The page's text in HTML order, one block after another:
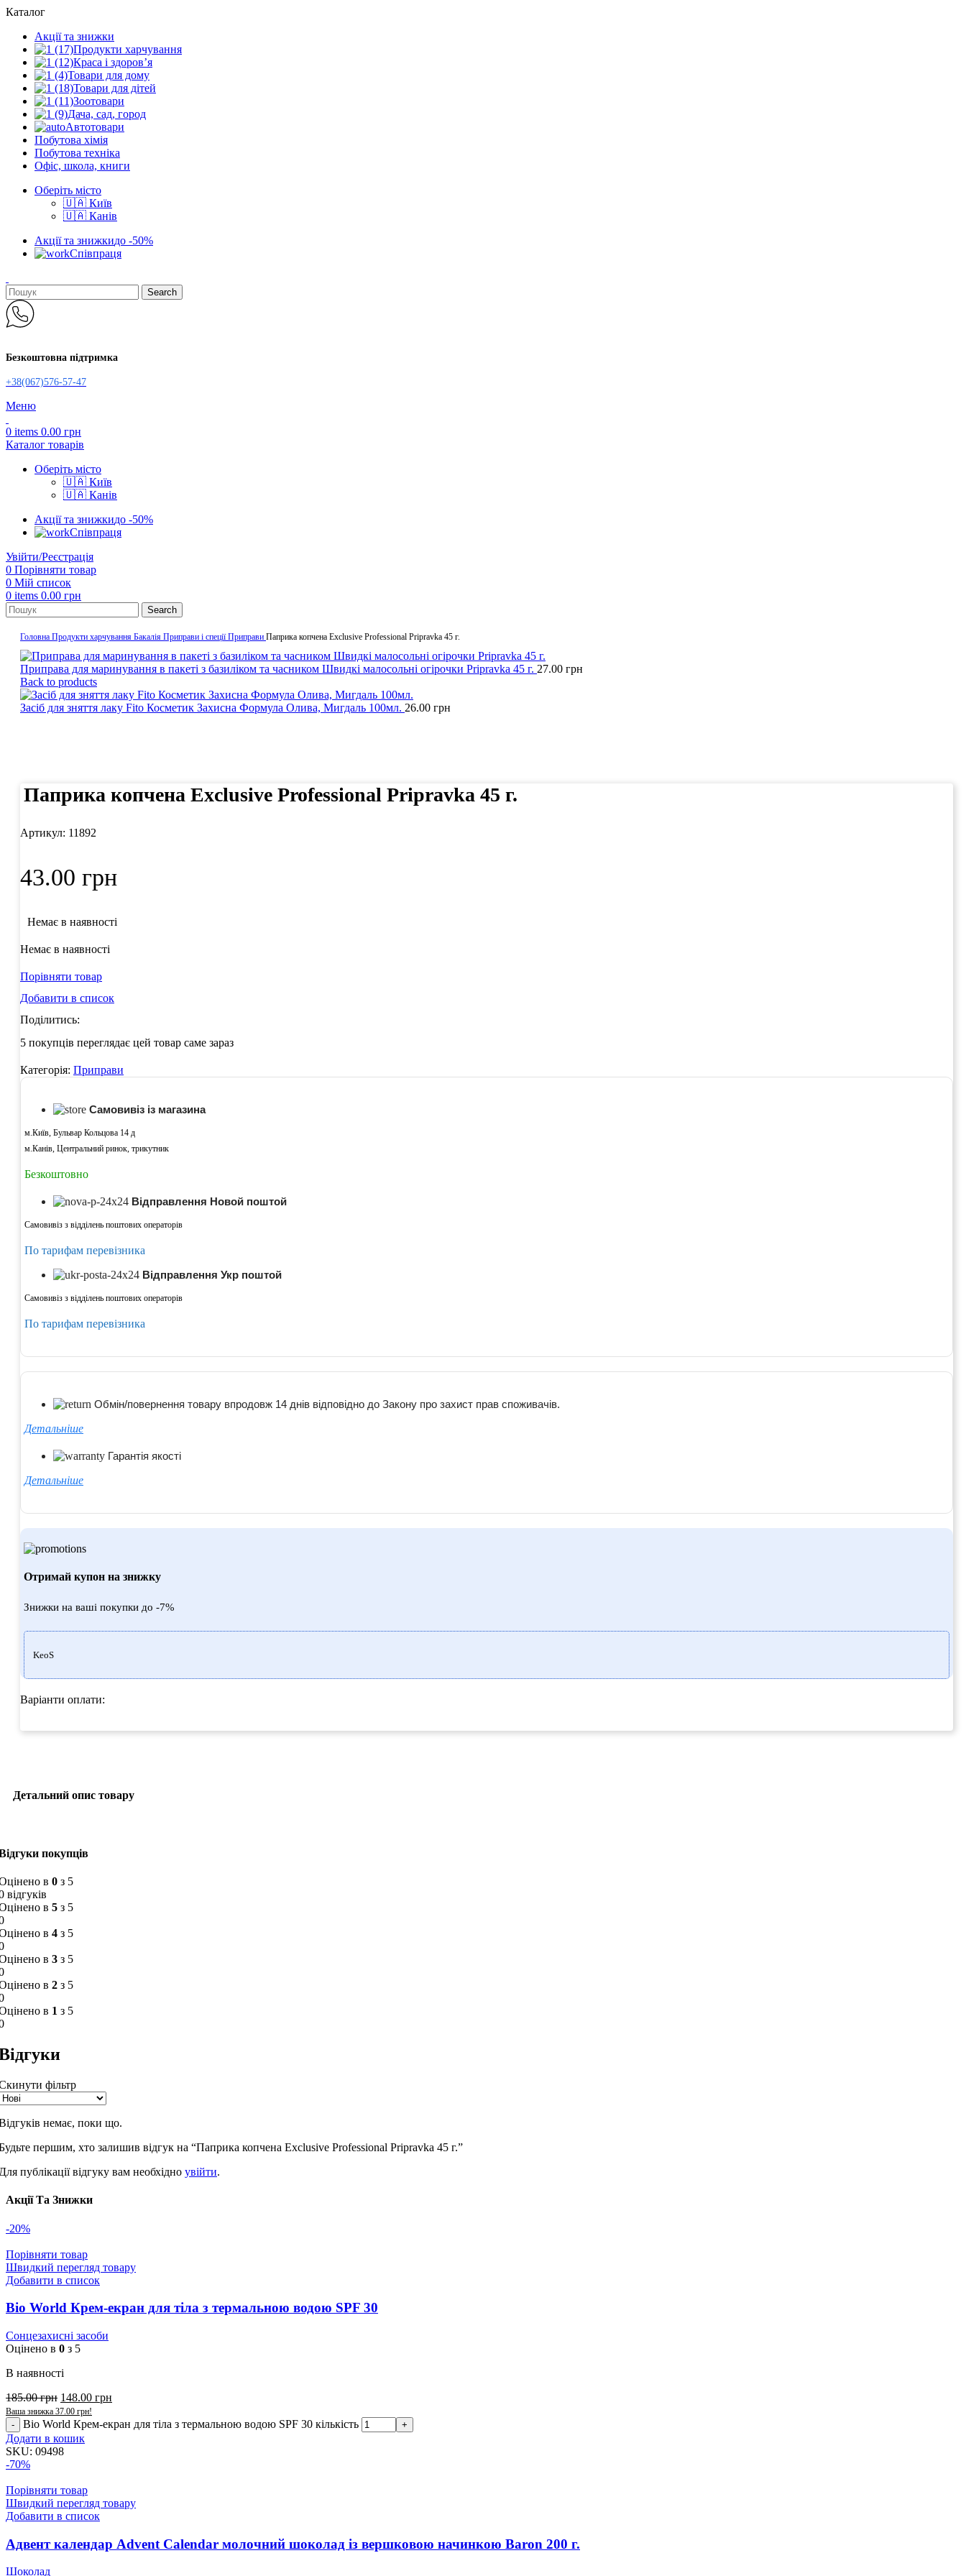
Каталог
Акції та знижки
Продукти харчування
Краса і здоров’я
Товари для дому
Товари для дітей
Зоотовари
Дача, сад, город
Автотовари
Побутова хімія
Побутова техніка
Офіс, школа, книги
Оберіть місто
🇺🇦 Київ
🇺🇦 Канів
Акції та знижкидо -50%
Співпраця
Search
Безкоштовна підтримка
+38(067)576-57-47
Меню
0 items 0.00 грн
Каталог товарів
Оберіть місто
🇺🇦 Київ
🇺🇦 Канів
Акції та знижкидо -50%
Співпраця
Увійти/Реєстрація
0 Порівняти товар
0 Мій список
0 items 0.00 грн
Search
Головна Продукти харчування Бакалія Приправи і спеціїПриправи Паприка копчена Exclusive Professional Pripravka 45 г.
Приправа для маринування в пакеті з базиліком та часником Швидкі малосольні огірочки Pripravka 45 г. 27.00 грн
Back to products
Засіб для зняття лаку Fito Косметик Захисна Формула Олива, Мигдаль 100мл. 26.00 грн
Паприка копчена Exclusive Professional Pripravka 45 г.
Артикул: 11892
43.00 грн
Немає в наявності
Немає в наявності
Порівняти товар
Добавити в список
Поділитись:
5 покупців переглядає цей товар саме зараз
Категорія: Приправи
Самовивіз із магазина
м.Київ, Бульвар Кольцова 14 д
м.Канів, Центральний ринок, трикутник
Безкоштовно
Відправлення Новой поштой
Самовивіз з відділень поштових операторів
По тарифам перевізника
Відправлення Укр поштой
Самовивіз з відділень поштових операторів
По тарифам перевізника
Обмін/повернення товару впродовж 14 днів відповідно до Закону про захист прав споживачів.
Детальніше
Гарантія якості
Детальніше
Отримай купон на знижку
Знижки на ваші покупки до -7%
KeoS
Варіанти оплати:
Детальний опис товару
покупців
в 0 з 5
відгуків
в 5 з 5
в 4 з 5
в 3 з 5
в 2 з 5
в 1 з 5
фільтр
немає, поки що.
першим, хто залишив відгук на “Паприка копчена Exclusive Professional Pripravka 45 г.”
публікації відгуку вам необхідно увійти.
Акції Та Знижки
-20%
Порівняти товар
Швидкий перегляд товару
Добавити в список
Bio World Крем-екран для тіла з термальною водою SPF 30
Сонцезахисні засоби
Оцінено в 0 з 5
В наявності
185.00грн 148.00 грн
Ваша знижка 37.00 грн!
Bio World Крем-екран для тіла з термальною водою SPF 30 кількість
Додати в кошик
SKU: 09498
-70%
Порівняти товар
Швидкий перегляд товару
Добавити в список
Адвент календар Advent Calendar молочний шоколад із вершковою начинкою Baron 200 г.
Шоколад